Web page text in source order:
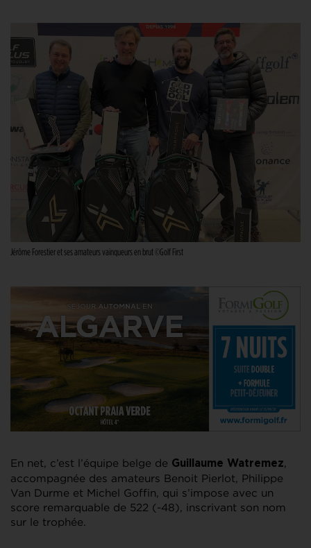
Jérôme Forestier et ses amateurs vainqueurs en brut ©Golf First
En net, c’est l’équipe belge de Guillaume Watremez,
accompagnée des amateurs Benoit Pierlot, Philippe
Van Durme et Michel Goffin, qui s’impose avec un
score remarquable de 522 (-48), inscrivant son nom
sur le trophée.